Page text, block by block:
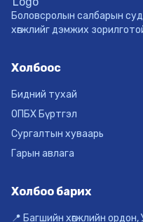
Боловсролын салбарын
хөгжлийг дэмжих
Холбоос
Бидний тухай
ОПБХ Бүртгэл
Сургалтын хуваарь
Гарын авлага
Холбоо барих
📍 Багшийн хөгжлийн